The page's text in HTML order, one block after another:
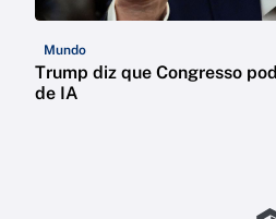
Mundo
Trump diz que Congresso
de IA